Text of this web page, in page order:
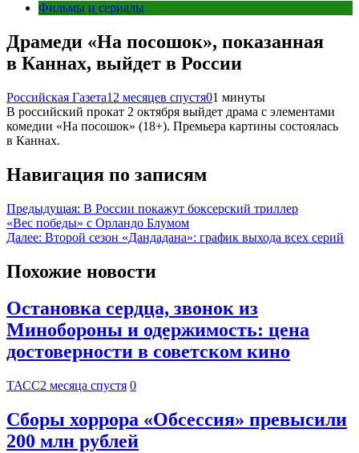
Фильмы и сериалы
Драмеди «На посошок», показанная
в Каннах, выйдет в России
Российская Газета12 месяцев спустя01 минуты
В российский прокат 2 октября выйдет драма с элементами
комедии «На посошок» (18+). Премьера картины состоялась
в Каннах.
Навигация по записям
Предыдущая: В России покажут боксерский триллер
«Вес победы» с Орландо Блумом
Далее: Второй сезон «Дандадана»: график выхода всех серий
Похожие новости
Остановка сердца, звонок из
Минобороны и одержимость: цена
достоверности в советском кино
ТАСС2 месяца спустя 0
Сборы хоррора «Обсессия» превысили
200 млн рублей